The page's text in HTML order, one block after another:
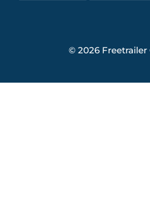
© 2026 Freetrailer